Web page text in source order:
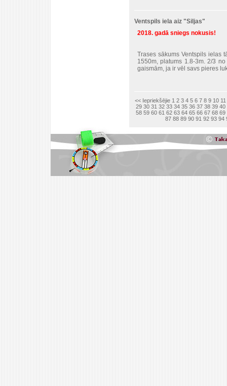
Ventspils iela aiz "Siljas"
2018. gadā sniegs nokusis!
Trases sākums Ventspils ielas
1550m, platums 1.8-3m. 2/3
gaismām, ja ir vēl savs pieres
<< Iepriekšējie 1 2 3 4 5 6 7 8 9 10 11
29 30 31 32 33 34 35 36 37 38 39 40
58 59 60 61 62 63 64 65 66 67 68 69
87 88 89 90 91 92 93 94